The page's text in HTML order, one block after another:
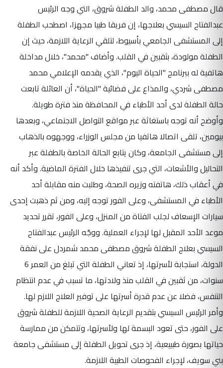
قال مصطفى محمد، والد الطفلة شروق، التي وجه الرئيس
عبدالفتاح السيسي بعلاجها، إن فريقا طبيا مجهزا، اصطحب الطفلة
إلى المستشفى الجامعي بأسيوط، لتلقي الرعاية اللازمة، حيث إن
الطفلة مولودة، بثقبين في القلب. وأضاف "محمد"، خلال مداخلة
هاتفية له ببرنامج "الحياة اليوم"، الذي يقدمه الإعلامي محمد
مصطفى شردي، والمذاع على فضائية "الحياة"، أن العائلة تابعت
حالة الطفلة لدى أحد الأطباء في المحافظة منذ فترة طويلة.
وأوضح أنه توجه باستغاثة عبر مواقع التواصل الاجتماعي، وبعدها
بيومين، تلقى اتصالا هاتفيا من مجلس الوزراء، ووجهوه بالذهاب
إلى مستشفى الجامعة، وكان يتابع الحالة الخاصة بالطفلة عبر
التحاليل والأشعات، التي جرى تنفيذها خلال الفترة الماضية. وأكد أنه
في أعقاب ذلك، هاتفته وزيره الصحة، وطلبت منه مقابلة أحد
الأطباء في المستشفى، وعلى الفور توجه إليه، ومن ثم ذهبت إحدى
سيارات الإسعاف لجلب الفتاة من المنزل، وعلى الفور، تقرر تحديد
موعد الأحد المقبل لها لإجراء العملية. ووجّه الرئيس عبدالفتاح
السيسي بعلاج الطفلة شروق مصطفى محمد شمردل على نفقة
الدولة، استجابة لأسرتها، إذ تعاني الطفلة التي تبلغ من العمر 6
سنوات، من ثقبين في القلب منذ ولادتها، ما تسبب في عدم انتظام
التنفس، فضلا عن عدم قدرة أسرتها على توفير العلاج اللازم لها.
وأمر الرئيس السيسي بتقديم الرعاية الصحية اللازمة للطفلة شروق
على الفور، حتى تعود البسمة لها ولأسرتها، وتتمكن من ممارسة
حياتها بصورة طبييعية، إذ جرى تحويل الطفلة إلى مستشفى جامعة
بني سويف، لإجراء الفحوصات الطبية اللازمة.